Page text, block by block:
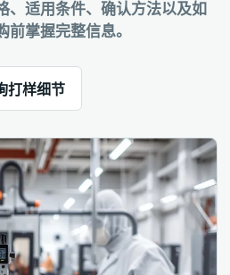
、适用条件、确认方法以及如
掌握完整信息。
打样细节